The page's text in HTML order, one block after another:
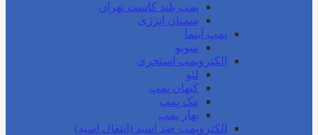
پمپ بلند کاست تهران
سمنان انرژی
پمپ آبنما
سوبو
الکتروپمپ استخری
لئو
کیهان پمپ
مک پمپ
بهار پمپ
الکتروپمپ ضد اسید (انتقال اسید)